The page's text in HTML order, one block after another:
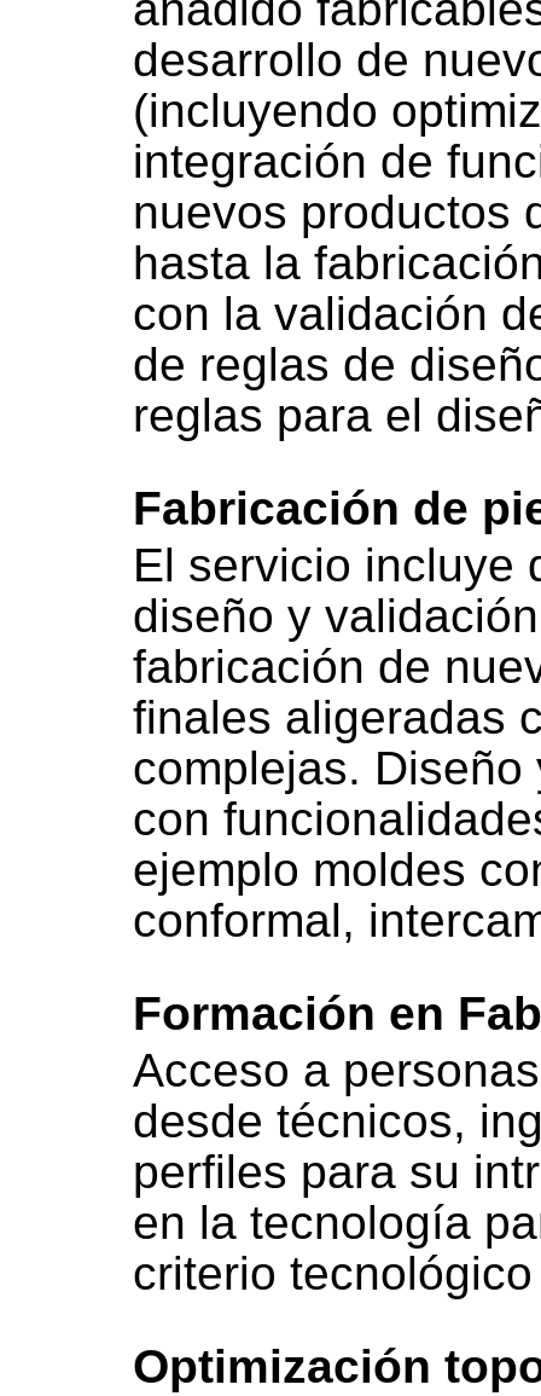
desarrollo de
(incluyendo
integración de
nuevos productos
hasta la
con la validación
de reglas de
reglas para el
Fabricación de
El servicio incluye
diseño y
fabricación de
finales aligeradas
complejas.
con
ejemplo moldes
conformal,
Formación en
Acceso a
desde técnicos,
perfiles para su
en la tecnología
criterio
Optimización